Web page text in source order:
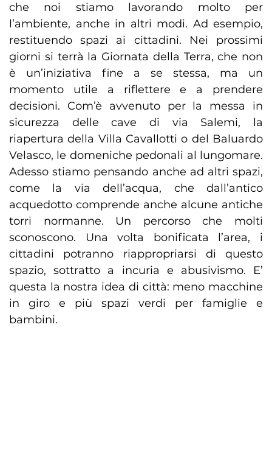
che noi stiamo lavorando molto per
l’ambiente, anche in altri modi. Ad esempio,
restituendo spazi ai cittadini. Nei prossimi
giorni si terrà la Giornata della Terra, che non
è un’iniziativa fine a se stessa, ma un
momento utile a riflettere e a prendere
decisioni. Com’è avvenuto per la messa in
sicurezza delle cave di via Salemi, la
riapertura della Villa Cavallotti o del Baluardo
Velasco, le domeniche pedonali al lungomare.
Adesso stiamo pensando anche ad altri spazi,
come la via dell’acqua, che dall’antico
acquedotto comprende anche alcune antiche
torri normanne. Un percorso che molti
sconoscono. Una volta bonificata l’area, i
cittadini potranno riappropriarsi di questo
spazio, sottratto a incuria e abusivismo. E’
questa la nostra idea di città: meno macchine
in giro e più spazi verdi per famiglie e
bambini.